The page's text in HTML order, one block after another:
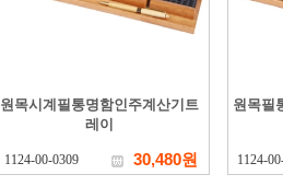
원목시계필통명함인주계산기트
레이
1124-00-0309 30,480원
원목필
1124-